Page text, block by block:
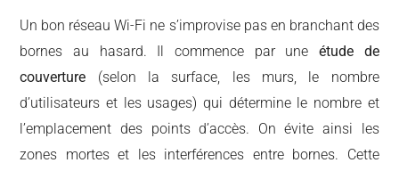
Un bon réseau Wi-Fi ne s’improvise pas en branchant des
bornes au hasard. Il commence par une étude de
couverture (selon la surface, les murs, le nombre
d’utilisateurs et les usages) qui détermine le nombre et
l’emplacement des points d’accès. On évite ainsi les
zones mortes et les interférences entre bornes. Cette